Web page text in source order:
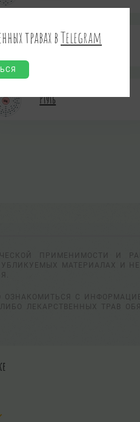
Медь
Ртуть
ПРИМЕНИМОСТИ И
МАТЕРИАЛАХ И НЕ
С
ЛЕКАРСТВЕННЫХ ТРАВ
травах вTelegram